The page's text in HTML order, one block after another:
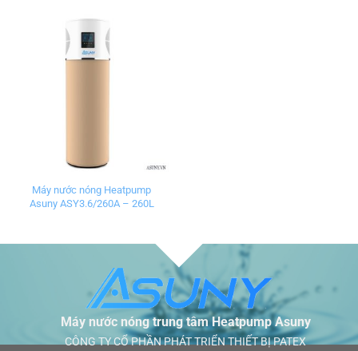
Máy nước nóng Heatpump
Asuny ASY3.6/260A – 260L
Máy nước nóng trung tâm Heatpump Asuny
CÔNG TY CỔ PHẦN PHÁT TRIỂN THIẾT BỊ PATEX